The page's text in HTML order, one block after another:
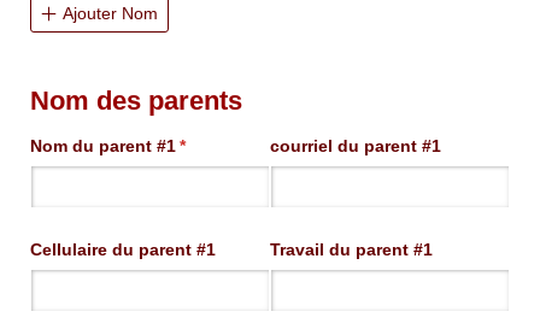
Ajouter Nom
Nom des parents
Nom du parent #1*
(requis) courriel du parent #1
Cellulaire du parent #1 Travail du parent #1